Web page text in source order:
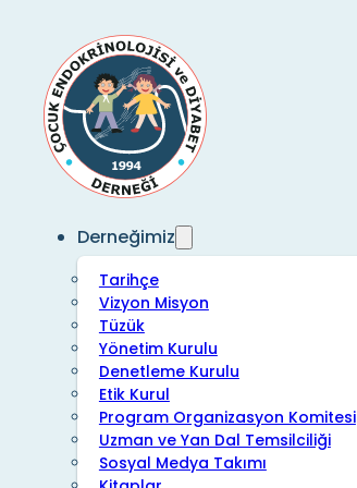
Derneğimiz
Tarihçe
Vizyon Misyon
Tüzük
Yönetim Kurulu
Denetleme Kurulu
Etik Kurul
Program Organizasyon Komitesi
Uzman ve Yan Dal Temsilciliği
Sosyal Medya Takımı